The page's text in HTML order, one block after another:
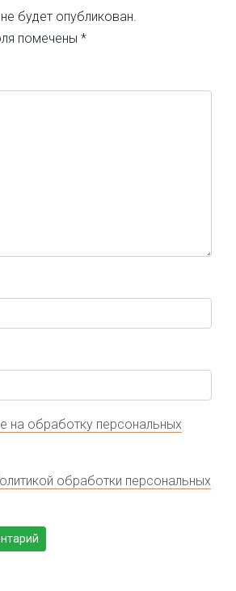
будет опубликован.
помечены *
на обработку персональных
обработки персональных